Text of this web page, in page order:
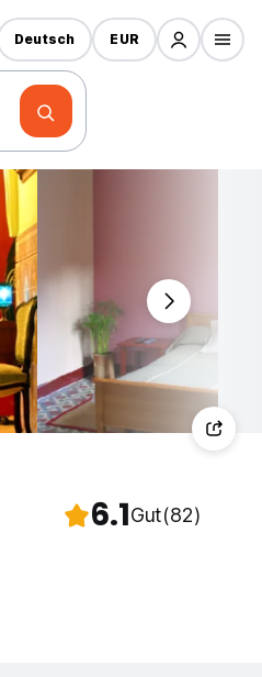
Deutsch EUR
6.1Gut(82)